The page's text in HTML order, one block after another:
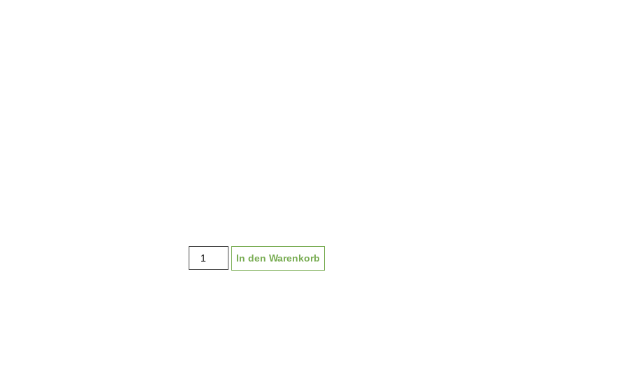
Medaille
"Schneestern"
In den Warenkorb